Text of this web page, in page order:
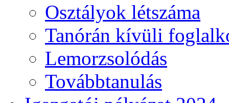
Osztályok létszáma
Tanórán kívüli
Lemorzsolódás
Továbbtanulás